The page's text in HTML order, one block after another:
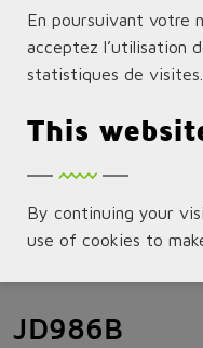
sans ventilateur,
J9664A
HP 1410-24-2G Switch
10/100, plus 2 ports
J9561A
HP 1410-24G : Switch
JD986B
En poursuivant votre
acceptez l’utilisation
statistiques de visites.
This
By continuing your
use of cookies to